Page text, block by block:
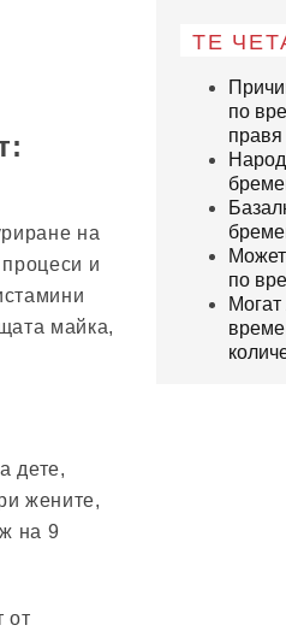
на
и
майка,
дете,
жените,
на 9
от
ТЕ
по
правя
по